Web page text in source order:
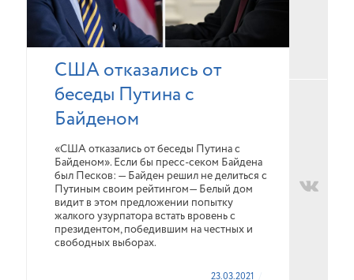
США отказались от
беседы Путина с
Байденом
«США отказались от беседы Путина с
Байденом». Если бы пресс-секом Байдена
был Песков: — Байден решил не делиться с
Путиным своим рейтингом— Белый дом
видит в этом предложении попытку
жалкого узурпатора встать вровень с
президентом, победившим на честных и
свободных выборах.
23.03.2021